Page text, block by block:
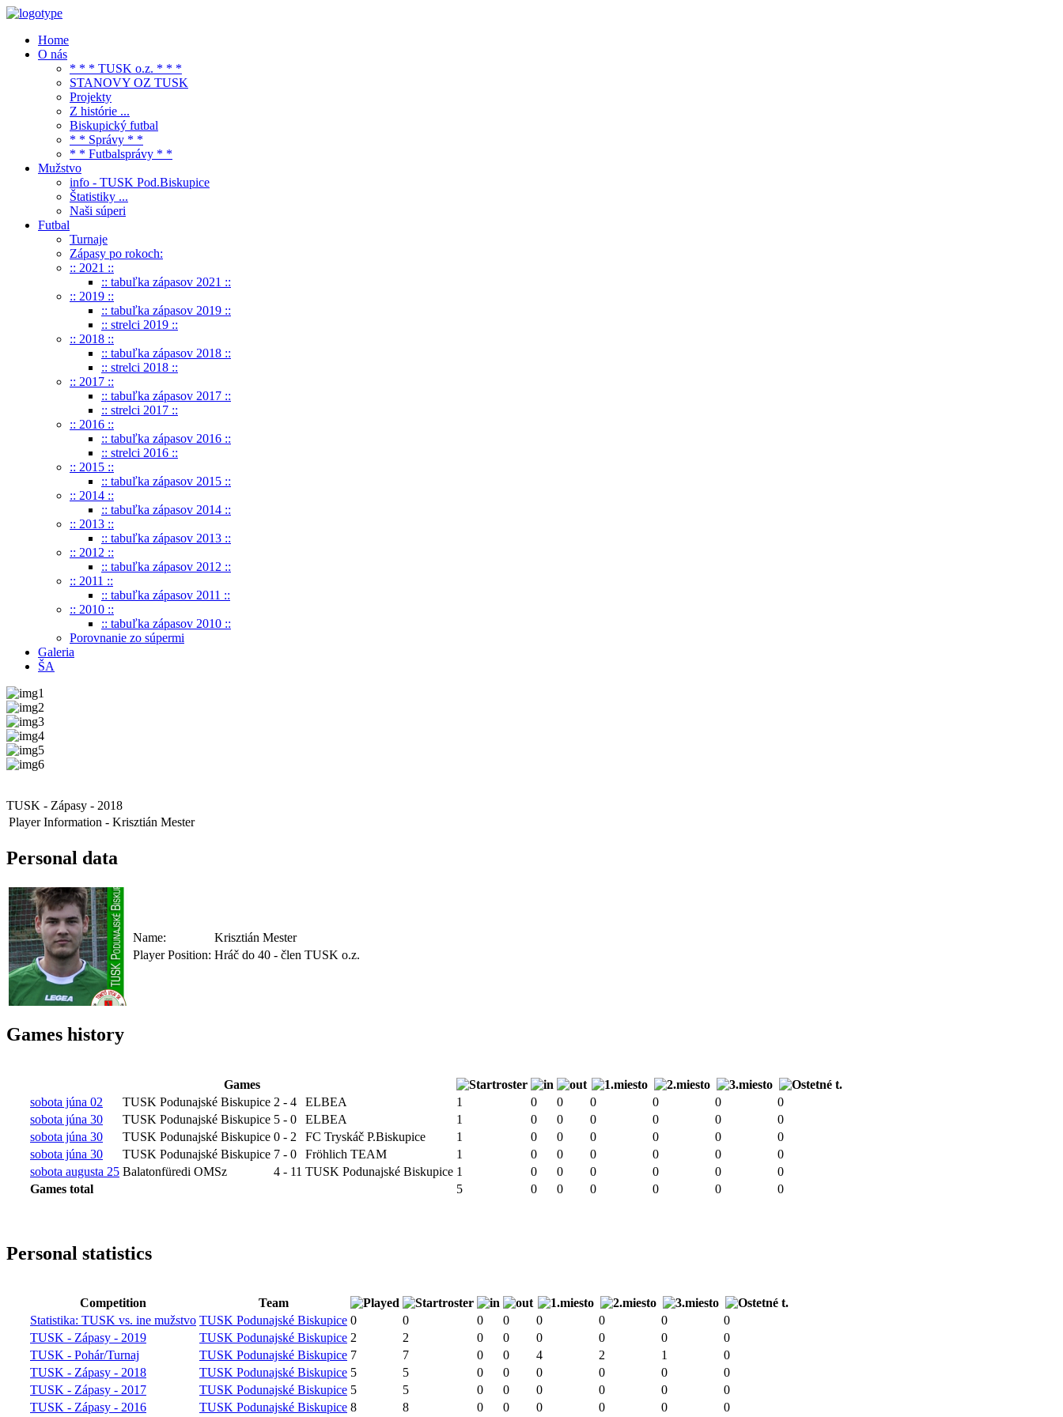
Home
O nás
* * * TUSK o.z. * * *
STANOVY OZ TUSK
Projekty
Z histórie ...
Biskupický futbal
* * Správy * *
* * Futbalsprávy * *
Mužstvo
info - TUSK Pod.Biskupice
Štatistiky ...
Naši súperi
Futbal
Turnaje
Zápasy po rokoch:
:: 2021 ::
:: tabuľka zápasov 2021 ::
:: 2019 ::
:: tabuľka zápasov 2019 ::
:: strelci 2019 ::
:: 2018 ::
:: tabuľka zápasov 2018 ::
:: strelci 2018 ::
:: 2017 ::
:: tabuľka zápasov 2017 ::
:: strelci 2017 ::
:: 2016 ::
:: tabuľka zápasov 2016 ::
:: strelci 2016 ::
:: 2015 ::
:: tabuľka zápasov 2015 ::
:: 2014 ::
:: tabuľka zápasov 2014 ::
:: 2013 ::
:: tabuľka zápasov 2013 ::
:: 2012 ::
:: tabuľka zápasov 2012 ::
:: 2011 ::
:: tabuľka zápasov 2011 ::
:: 2010 ::
:: tabuľka zápasov 2010 ::
Porovnanie zo súpermi
Galeria
ŠA
TUSK - Zápasy - 2018
Player Information - Krisztián Mester
Personal data
Name:
Krisztián Mester
Player Position: Hráč do 40 - člen TUSK o.z.
Games history
Games
sobota júna 02
TUSK Podunajské Biskupice 2 - 4 ELBEA 1 0 0 0 0 0
0
sobota júna 30
TUSK Podunajské Biskupice 5 - 0 ELBEA 1 0 0 0 0 0
0
sobota júna 30
TUSK Podunajské Biskupice 0 - 2 FC Tryskáč P.Biskupice 1 0 0 0 0 0
0
sobota júna 30
TUSK Podunajské Biskupice 7 - 0 Fröhlich TEAM 1 0 0 0 0 0
0
sobota augusta 25 Balatonfüredi OMSz 4 - 11 TUSK Podunajské Biskupice 1 0 0 0 0 0
0
Games total
5 0 0 0 0 0 0
Personal statistics
Competition
Team
Statistika: TUSK vs. ine mužstvo TUSK Podunajské Biskupice 0 0 0 0 0 0 0
0
TUSK - Zápasy - 2019
TUSK Podunajské Biskupice 2 2 0 0 0 0 0
0
TUSK - Pohár/Turnaj
TUSK Podunajské Biskupice 7 7 0 0 4 2 1
0
TUSK - Zápasy - 2018
TUSK Podunajské Biskupice 5 5 0 0 0 0 0
0
TUSK - Zápasy - 2017
TUSK Podunajské Biskupice 5 5 0 0 0 0 0
0
TUSK - Zápasy - 2016
TUSK Podunajské Biskupice 8 8 0 0 0 0 0
0